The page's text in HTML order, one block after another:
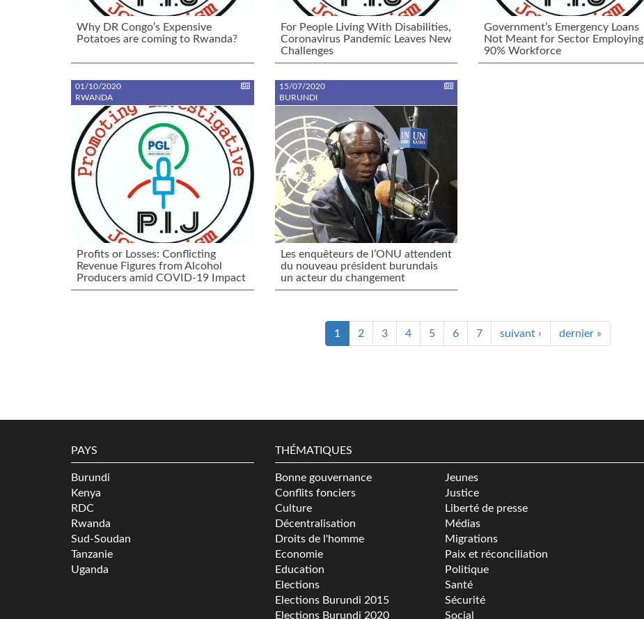
Why DR Congo’s Expensive
Potatoes are coming to Rwanda?
For People Living With Disabilities,
Coronavirus Pandemic Leaves New
Challenges
Government’s Emergency Loans
Not Meant for Sector Employing
90% Workforce
01/10/2020
RWANDA
Profits or Losses: Conflicting
Revenue Figures from Alcohol
Producers amid COVID-19 Impact
15/07/2020
BURUNDI
Les enquêteurs de l’ONU attendent
du nouveau président burundais
un acteur du changement
1 2 3 4 5 6 7 suivant › dernier »
PAYS
Burundi
Kenya
RDC
Rwanda
Sud-Soudan
Tanzanie
Uganda
THÉMATIQUES
Bonne gouvernance
Conflits fonciers
Culture
Décentralisation
Droits de l'homme
Economie
Education
Elections
Elections Burundi 2015
Elections Burundi 2020
Jeunes
Justice
Liberté de presse
Médias
Migrations
Paix et réconciliation
Politique
Santé
Sécurité
Social